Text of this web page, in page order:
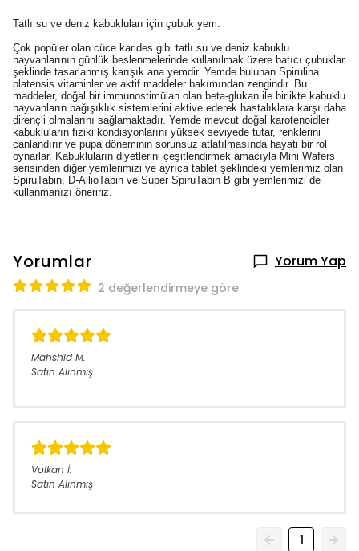
Tatlı su ve deniz kabukluları için çubuk yem.
Çok popüler olan cüce karides gibi tatlı su ve deniz kabuklu
hayvanlarının günlük beslenmelerinde kullanılmak üzere batıcı çubuklar
şeklinde tasarlanmış karışık ana yemdir. Yemde bulunan Spirulina
platensis vitaminler ve aktif maddeler bakımından zengindir. Bu
maddeler, doğal bir immunostimülan olan beta-glukan ile birlikte kabuklu
hayvanların bağışıklık sistemlerini aktive ederek hastalıklara karşı daha
dirençli olmalarını sağlamaktadır. Yemde mevcut doğal karotenoidler
kabukluların fiziki kondisyonlarını yüksek seviyede tutar, renklerini
canlandırır ve pupa döneminin sorunsuz atlatılmasında hayati bir rol
oynarlar. Kabukluların diyetlerini çeşitlendirmek amacıyla Mini Wafers
serisinden diğer yemlerimizi ve ayrıca tablet şeklindeki yemlerimiz olan
SpiruTabin, D-AllioTabin ve Super SpiruTabin B gibi yemlerimizi de
kullanmanızı öneririz.
Yorumlar Yorum Yap
2 değerlendirmeye göre
Mahshid M.
Satın Alınmış
Volkan İ.
Satın Alınmış
1